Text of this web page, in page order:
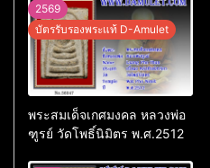
2569
บัตรรับรองพระแท้ D-Amulet
พระสมเด็จเกศมงคล หลวงพ่อ
ฑูรย์ วัดโพธิ์นิมิตร พ.ศ.2512